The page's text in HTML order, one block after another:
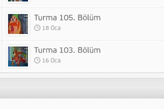
18 Oca
16 Oca